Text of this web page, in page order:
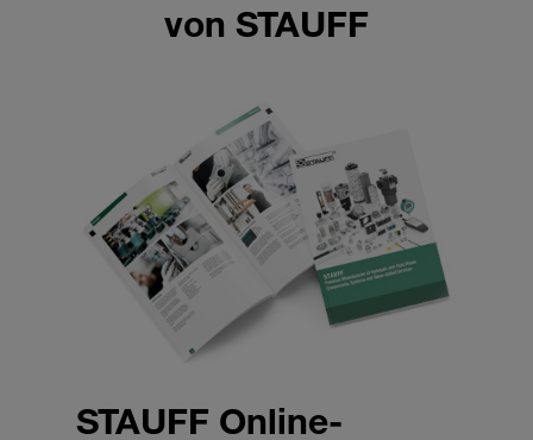
von STAUFF
STAUFF Online-